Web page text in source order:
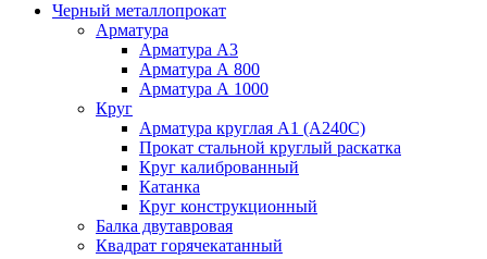
Черный металлопрокат
Арматура
Арматура А3
Арматура А 800
Арматура А 1000
Круг
Арматура круглая А1 (А240C)
Прокат стальной круглый раскатка
Круг калиброванный
Катанка
Круг конструкционный
Балка двутавровая
Квадрат горячекатанный